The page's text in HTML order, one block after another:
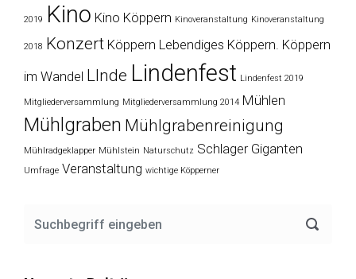
2019 Kino Kino Köppern Kinoveranstaltung Kinoveranstaltung
2018 Konzert Köppern Lebendiges Köppern. Köppern
im Wandel LInde Lindenfest Lindenfest 2019
Mitgliederversammlung Mitgliederversammlung 2014 Mühlen
Mühlgraben Mühlgrabenreinigung
Mühlradgeklapper Mühlstein Naturschutz Schlager Giganten
Umfrage Veranstaltung wichtige Köpperner